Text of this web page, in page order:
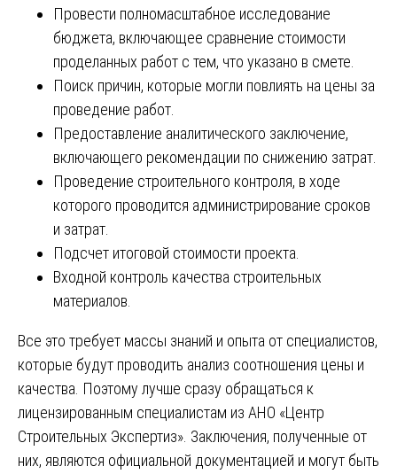
Провести полномасштабное исследование
бюджета, включающее сравнение стоимости
проделанных работ с тем, что указано в смете.
Поиск причин, которые могли повлиять на цены за
проведение работ.
Предоставление аналитического заключение,
включающего рекомендации по снижению затрат.
Проведение строительного контроля, в ходе
которого проводится администрирование сроков
и затрат.
Подсчет итоговой стоимости проекта.
Входной контроль качества строительных
материалов.
Все это требует массы знаний и опыта от специалистов,
которые будут проводить анализ соотношения цены и
качества. Поэтому лучше сразу обращаться к
лицензированным специалистам из АНО «Центр
Строительных Экспертиз». Заключения, полученные от
них, являются официальной документацией и могут быть